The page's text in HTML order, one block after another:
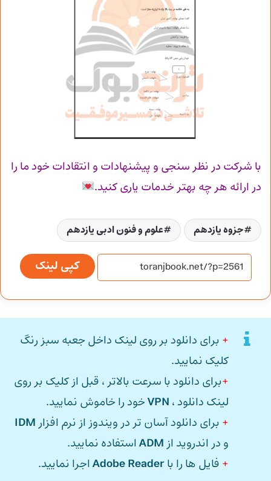
با شرکت در نظر سنجی و پیشنهادات و انتقادات خود ما را
در ارائه هر چه بهتر خدمات یاری کنید.
جزوه یازدهم علوم و فنون ادبی یازدهم
کپی لینک
+ برای دانلود بر روی لینک داخل جعبه سبز رنگ
کلیک نمایید.
+برای دانلود با سرعت بالاتر ، قبل از کلیک بر روی
لینک دانلود ، VPNخود را خاموش نمایید.
+ برای دانلود آسان تر در ویندوز از نرم افزار IDM
و در اندروید از ADMاستفاده نمایید.
+ فایل ها را باAdobe Readerاجرا نمایید.